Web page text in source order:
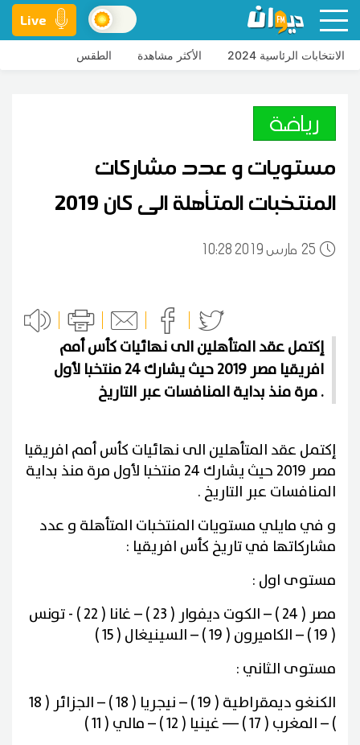
Live
الانتخابات الرئاسية 2024 الأكثر مشاهدة الطقس
رياضة
مستويات و عدد مشاركات
المنتخبات المتأهلة الى كان 2019
25 10:28 2019 مارس
إكتمل عقد المتأهلين الى نهائيات كأس أمم
افريقيا مصر 2019 حيث يشارك 24 منتخبا لأول
مرة منذ بداية المنافسات عبر التاريخ .
إكتمل عقد المتأهلين الى نهائيات كأس أمم افريقيا
مصر 2019 حيث يشارك 24 منتخبا لأول مرة منذ بداية
المنافسات عبر التاريخ .
و في مايلي مستويات المنتخبات المتأهلة و عدد
مشاركاتها في تاريخ كأس افريقيا :
مستوى اول :
مصر ( 24 ) – الكوت ديفوار ( 23 ) – غانا ( 22 ) - تونس
( 19 ) – الكاميرون ( 19 ) – السينيغال ( 15 )
مستوى الثاني :
الكنغو ديمقراطية ( 19 ) – نيجريا ( 18 ) – الجزائر ( 18
) – المغرب ( 17 ) –– غينيا ( 12 ) – مالي ( 11 )